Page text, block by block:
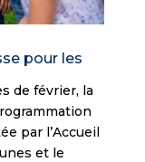
pour les
de février, la
par l’Accueil
et le